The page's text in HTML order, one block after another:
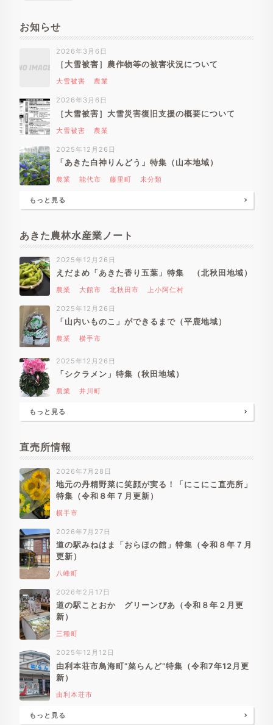
お知らせ
2026年3月6日
［大雪被害］農作物等の被害状況について
大雪被害 農業
2026年3月6日
［大雪被害］大雪災害復旧支援の概要について
大雪被害 農業
2025年12月26日
「あきた白神りんどう」特集（山本地域）
農業 能代市 藤里町 未分類
もっと見る
あきた農林水産業ノート
2025年12月26日
えだまめ「あきた香り五葉」特集 （北秋田地域）
農業 大館市 北秋田市 上小阿仁村
2025年12月26日
「山内いものこ」ができるまで（平鹿地域）
農業 横手市
2025年12月26日
「シクラメン」特集（秋田地域）
農業 井川町
もっと見る
直売所情報
2026年7月28日
地元の丹精野菜に笑顔が実る！「にこにこ直売所」
特集（令和８年７月更新）
横手市
2026年7月27日
道の駅みねはま「おらほの館」特集（令和８年７月
更新）
八峰町
2026年2月17日
道の駅ことおか グリーンぴあ（令和８年２月更
新）
三種町
2025年12月12日
由利本荘市鳥海町”菜らんど”特集（令和7年12月更
新）
由利本荘市
もっと見る